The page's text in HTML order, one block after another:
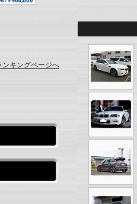
ンキングページへ